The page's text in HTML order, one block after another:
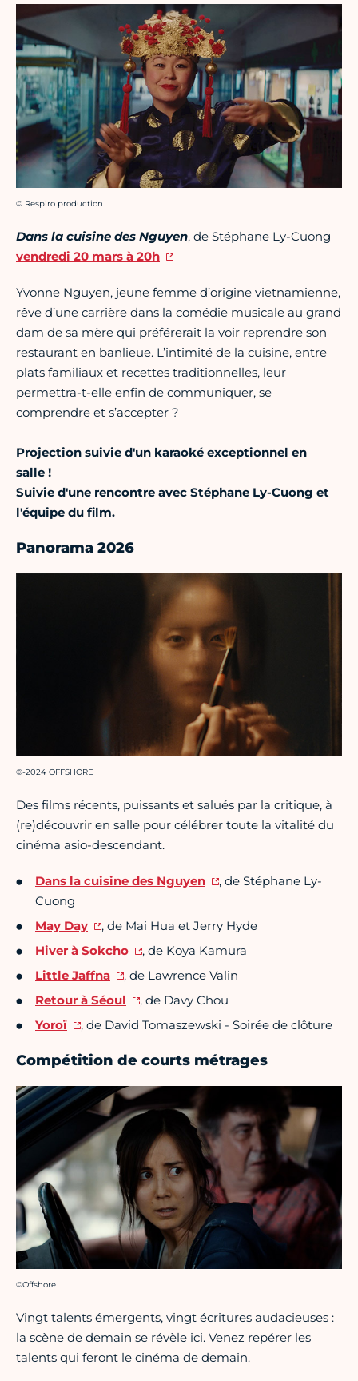
Crédit photo :
© Respiro production
Dans la cuisine des Nguyen, de Stéphane Ly-Cuong
vendredi 20 mars à 20h
Yvonne Nguyen, jeune femme d’origine vietnamienne,
rêve d’une carrière dans la comédie musicale au grand
dam de sa mère qui préférerait la voir reprendre son
restaurant en banlieue. L’intimité de la cuisine, entre
plats familiaux et recettes traditionnelles, leur
permettra-t-elle enfin de communiquer, se
comprendre et s’accepter ?
Projection suivie d'un karaoké exceptionnel en
salle !
Suivie d'une rencontre avec Stéphane Ly-Cuong et
l'équipe du film.
Panorama 2026
Crédit photo :
©-2024 OFFSHORE
Des films récents, puissants et salués par la critique, à
(re)découvrir en salle pour célébrer toute la vitalité du
cinéma asio-descendant.
Dans la cuisine des Nguyen
, de Stéphane Ly-
Cuong
May Day
, de Mai Hua et Jerry Hyde
Hiver à Sokcho
, de Koya Kamura
Little Jaffna
, de Lawrence Valin
Retour à Séoul
, de Davy Chou
Yoroï
, de David Tomaszewski - Soirée de clôture
Compétition de courts métrages
Crédit photo :
©Offshore
Vingt talents émergents, vingt écritures audacieuses :
la scène de demain se révèle ici. Venez repérer les
talents qui feront le cinéma de demain.